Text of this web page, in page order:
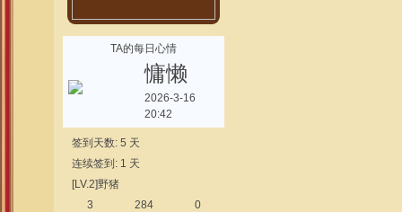
TA的每日心情
慵懒
2026-3-16
20:42
签到天数: 5 天
连续签到: 1 天
[LV.2]野猪
3
284
0